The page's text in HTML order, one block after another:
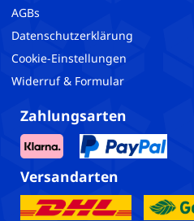
AGBs
Datenschutzerklärung
Cookie-Einstellungen
Widerruf & Formular
Zahlungsarten
Versandarten